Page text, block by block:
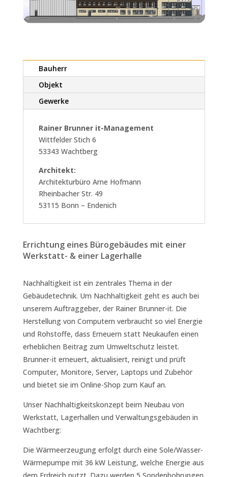
Bauherr
Objekt
Gewerke
Rainer Brunner it-Management
Wittfelder Stich 6
53343 Wachtberg
Architekt:
Architekturbüro Arne Hofmann
Rheinbacher Str. 49
53115 Bonn – Endenich
Errichtung eines Bürogebäudes mit einer
Werkstatt- & einer Lagerhalle
Nachhaltigkeit ist ein zentrales Thema in der
Gebäudetechnik. Um Nachhaltigkeit geht es auch bei
unserem Auftraggeber, der Rainer Brunner-it. Die
Herstellung von Computern verbraucht so viel Energie
und Rohstoffe, dass Erneuern statt Neukaufen einen
erheblichen Beitrag zum Umweltschutz leistet.
Brunner-it erneuert, aktualisiert, reinigt und prüft
Computer, Monitore, Server, Laptops und Zubehör
und bietet sie im Online-Shop zum Kauf an.
Unser Nachhaltigkeitskonzept beim Neubau von
Werkstatt, Lagerhallen und Verwaltungsgebäuden in
Wachtberg:
Die Wärmeerzeugung erfolgt durch eine Sole/Wasser-
Wärmepumpe mit 36 kW Leistung, welche Energie aus
dem Erdreich nutzt. Dazu werden 5 Sondenbohrungen